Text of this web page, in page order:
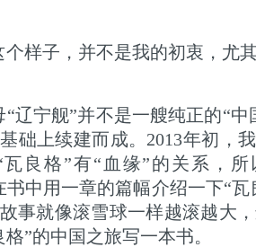
样子，并不是我的初衷，尤
辽宁舰”并不是一艘纯正的“
础上续建而成。2013年初，
良格”有“血缘”的关系，
中用一章的篇幅介绍一下“
事就像滚雪球一样越滚越大
”的中国之旅写一本书。